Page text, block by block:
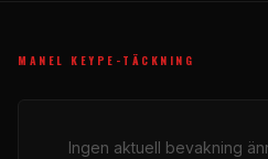
MANEL KEYPE-TÄCKNING
Ingen aktuell bevakning